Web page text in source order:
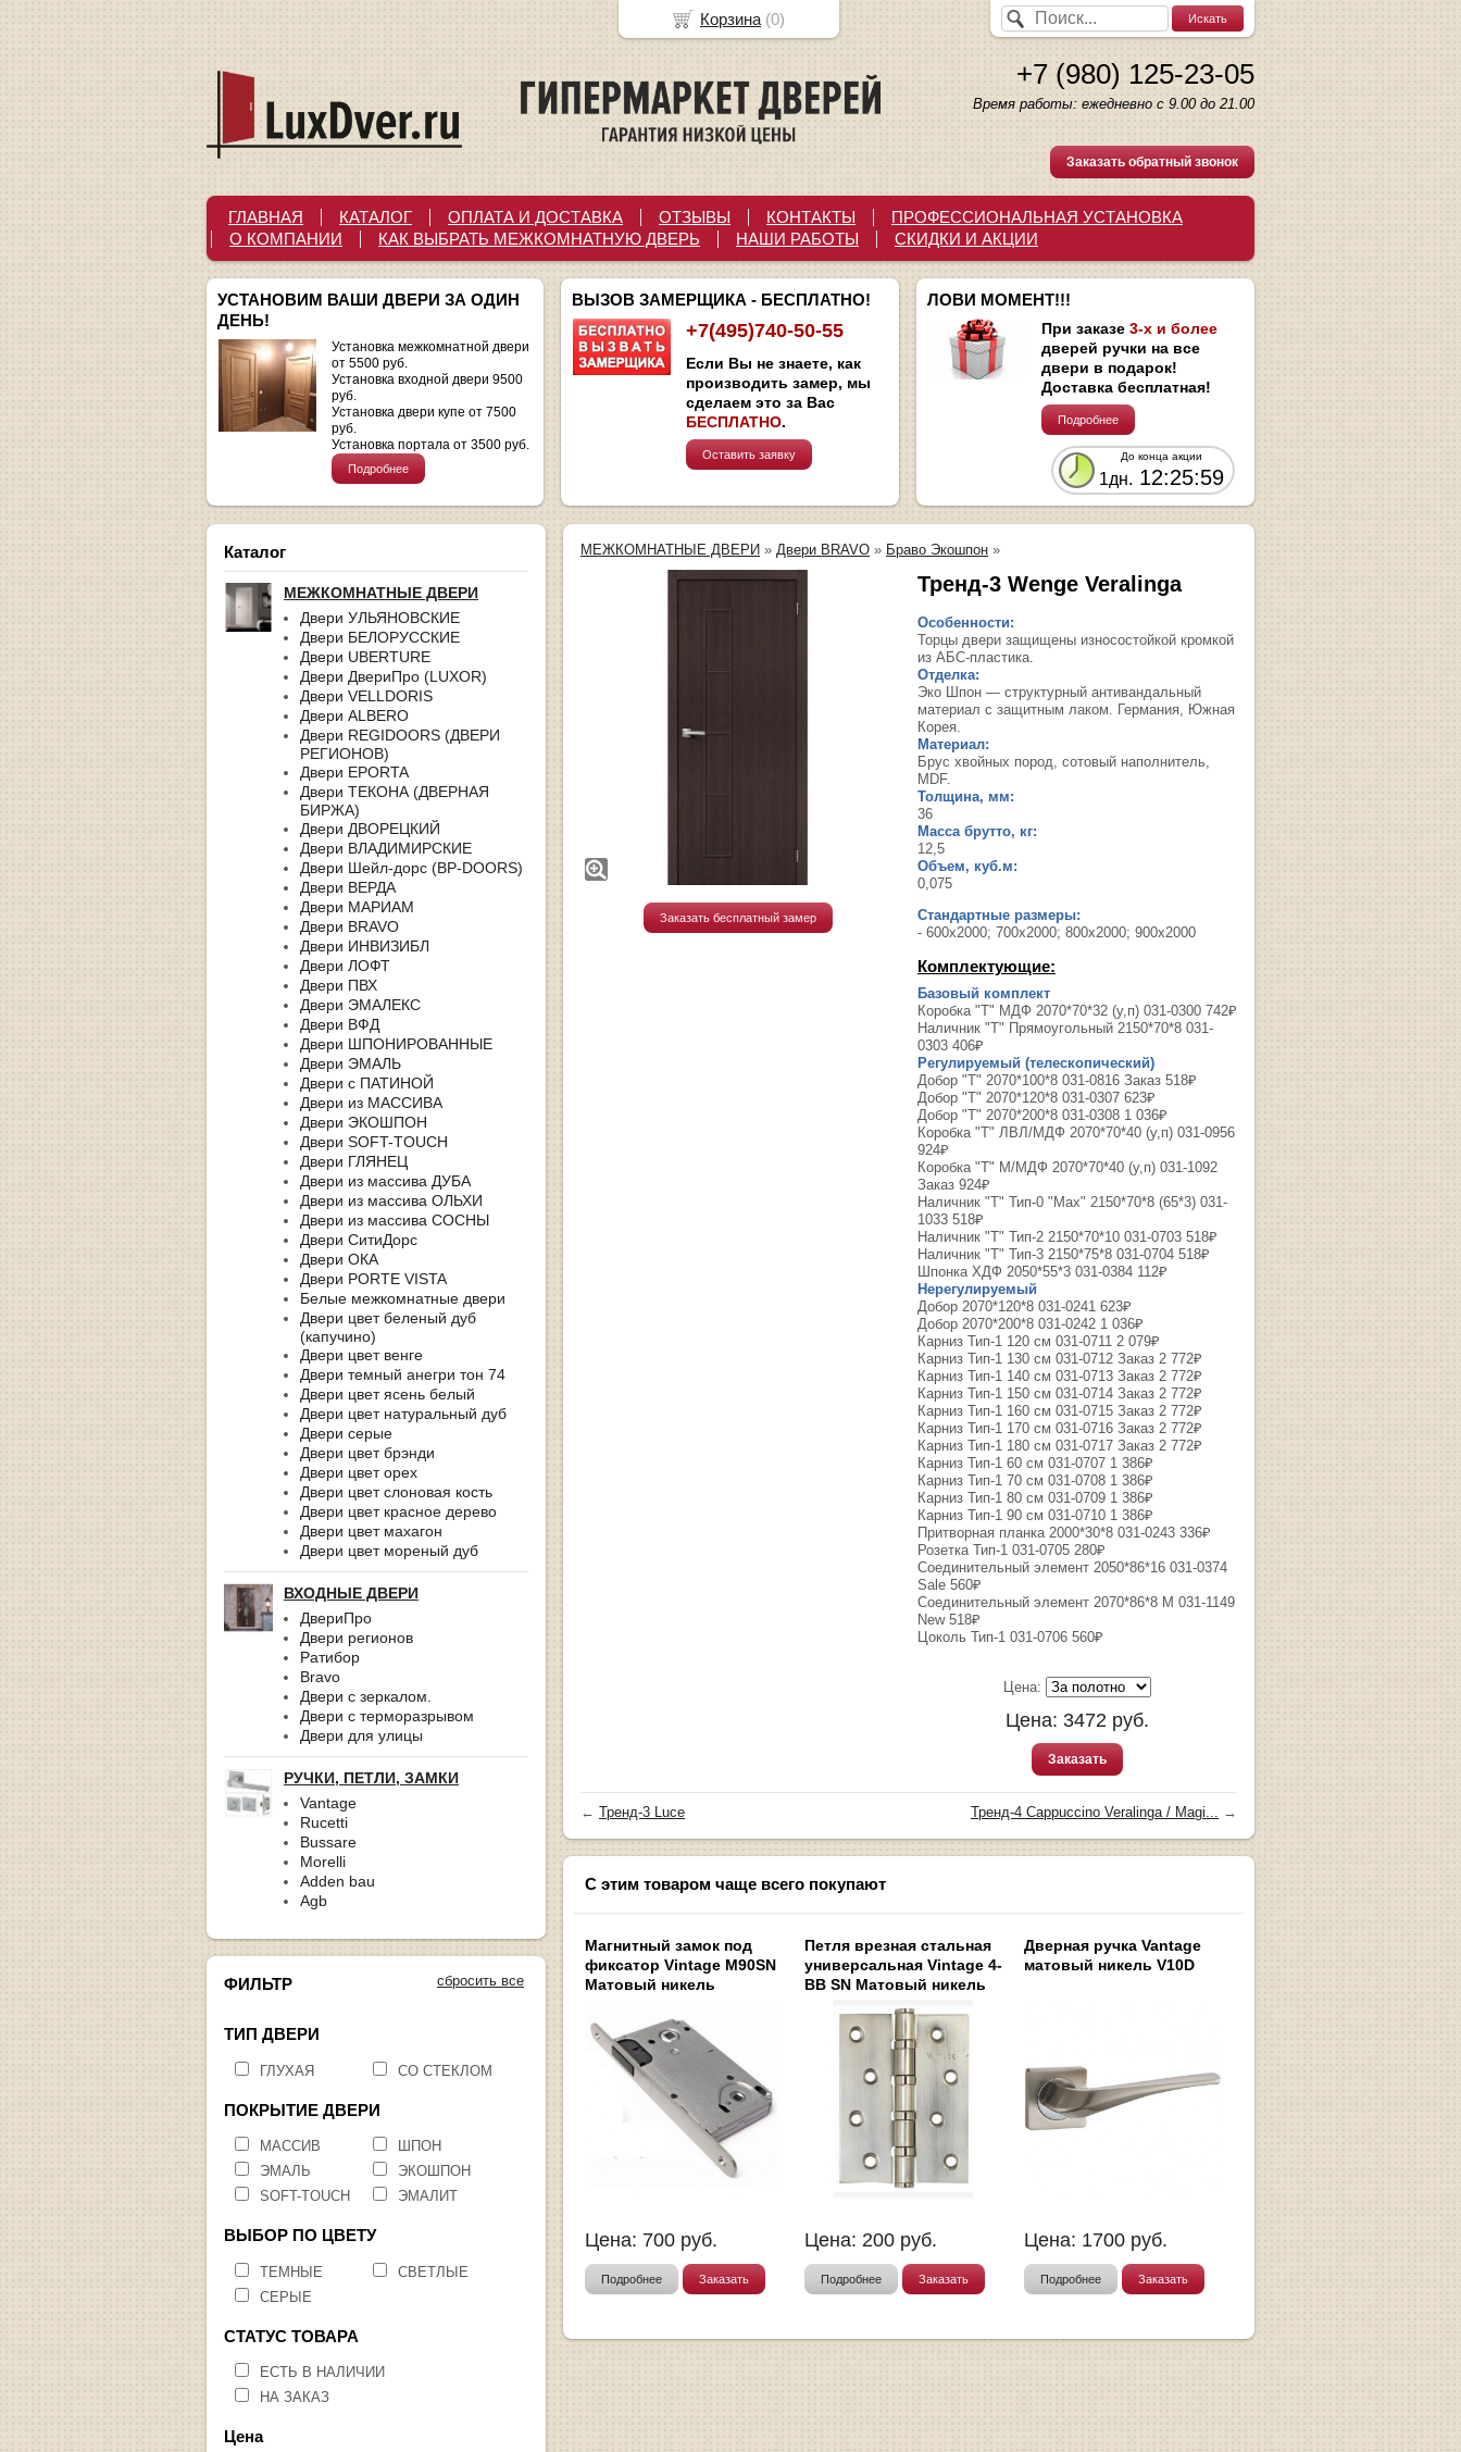
+7 (980) 125-23-05
Время работы: ежедневно с 9.00 до 21.00
Заказать обратный звонок
ГЛАВНАЯ КАТАЛОГ ОПЛАТА И ДОСТАВКА ОТЗЫВЫ КОНТАКТЫ
ПРОФЕССИОНАЛЬНАЯ УСТАНОВКА
О КОМПАНИИ
КАК ВЫБРАТЬ МЕЖКОМНАТНУЮ ДВЕРЬ НАШИ РАБОТЫ СКИДКИ И АКЦИИ
УСТАНОВИМ ВАШИ ДВЕРИ ЗА ОДИН
ДЕНЬ!
Установка межкомнатной двери
от 5500 руб.
Установка входной двери 9500
руб.
Установка двери купе от 7500
руб.
Установка портала от 3500 руб.
Подробнее
ВЫЗОВ ЗАМЕРЩИКА - БЕСПЛАТНО!
+7(495)740-50-55
Если Вы не знаете, как
производить замер, мы
сделаем это за Вас
БЕСПЛАТНО.
Оставить заявку
ЛОВИ МОМЕНТ!!!
При заказе 3-х и более
дверей ручки на все
двери в подарок!
Доставка бесплатная!
Подробнее
До конца акции
1дн. 12:25:58
Каталог
МЕЖКОМНАТНЫЕ ДВЕРИ
Двери УЛЬЯНОВСКИЕ
Двери БЕЛОРУССКИЕ
Двери UBERTURE
Двери ДвериПро (LUXOR)
Двери VELLDORIS
Двери ALBERO
Двери REGIDOORS (ДВЕРИ
РЕГИОНОВ)
Двери EPORTA
Двери ТЕКОНА (ДВЕРНАЯ
БИРЖА)
Двери ДВОРЕЦКИЙ
Двери ВЛАДИМИРСКИЕ
Двери Шейл-дорс (BP-DOORS)
Двери ВЕРДА
Двери МАРИАМ
Двери BRAVO
Двери ИНВИЗИБЛ
Двери ЛОФТ
Двери ПВХ
Двери ЭМАЛЕКС
Двери ВФД
Двери ШПОНИРОВАННЫЕ
Двери ЭМАЛЬ
Двери с ПАТИНОЙ
Двери из МАССИВА
Двери ЭКОШПОН
Двери SOFT-TOUCH
Двери ГЛЯНЕЦ
Двери из массива ДУБА
Двери из массива ОЛЬХИ
Двери из массива СОСНЫ
Двери СитиДорс
Двери ОКА
Двери PORTE VISTA
Белые межкомнатные двери
Двери цвет беленый дуб
(капучино)
Двери цвет венге
Двери темный анегри тон 74
Двери цвет ясень белый
Двери цвет натуральный дуб
Двери серые
Двери цвет брэнди
Двери цвет орех
Двери цвет слоновая кость
Двери цвет красное дерево
Двери цвет махагон
Двери цвет мореный дуб
ВХОДНЫЕ ДВЕРИ
ДвериПро
Двери регионов
Ратибор
Bravo
Двери с зеркалом.
Двери с терморазрывом
Двери для улицы
РУЧКИ, ПЕТЛИ, ЗАМКИ
Vantage
Rucetti
Bussare
Morelli
Adden bau
Agb
сбросить все
ФИЛЬТР
ТИП ДВЕРИ
ГЛУХАЯ СО СТЕКЛОМ
ПОКРЫТИЕ ДВЕРИ
МАССИВ
ШПОН
ЭМАЛЬ
ЭКОШПОН
SOFT-TOUCH
ЭМАЛИТ
ВЫБОР ПО ЦВЕТУ
ТЕМНЫЕ
СВЕТЛЫЕ
СЕРЫЕ
СТАТУС ТОВАРА
ЕСТЬ В НАЛИЧИИ
НА ЗАКАЗ
Цена
МЕЖКОМНАТНЫЕ ДВЕРИ » Двери BRAVO » Браво Экошпон »
Заказать бесплатный замер
Тренд-3 Wenge Veralinga
Особенности:
Торцы двери защищены износостойкой кромкой
из АБС-пластика.
Отделка:
Эко Шпон — структурный антивандальный
материал с защитным лаком. Германия, Южная
Корея.
Материал:
Брус хвойных пород, сотовый наполнитель,
MDF.
Толщина, мм:
36
Масса брутто, кг:
12,5
Объем, куб.м:
0,075
Стандартные размеры:
- 600х2000; 700х2000; 800х2000; 900х2000
Комплектующие:
Базовый комплект
Коробка "Т" МДФ 2070*70*32 (у,п) 031-0300 742₽
Наличник "Т" Прямоугольный 2150*70*8 031-
0303 406₽
Регулируемый (телескопический)
Добор "Т" 2070*100*8 031-0816 Заказ 518₽
Добор "Т" 2070*120*8 031-0307 623₽
Добор "Т" 2070*200*8 031-0308 1 036₽
Коробка "Т" ЛВЛ/МДФ 2070*70*40 (у,п) 031-0956
924₽
Коробка "Т" М/МДФ 2070*70*40 (у,п) 031-1092
Заказ 924₽
Наличник "Т" Тип-0 "Max" 2150*70*8 (65*3) 031-
1033 518₽
Наличник "Т" Тип-2 2150*70*10 031-0703 518₽
Наличник "Т" Тип-3 2150*75*8 031-0704 518₽
Шпонка ХДФ 2050*55*3 031-0384 112₽
Нерегулируемый
Добор 2070*120*8 031-0241 623₽
Добор 2070*200*8 031-0242 1 036₽
Карниз Тип-1 120 см 031-0711 2 079₽
Карниз Тип-1 130 см 031-0712 Заказ 2 772₽
Карниз Тип-1 140 см 031-0713 Заказ 2 772₽
Карниз Тип-1 150 см 031-0714 Заказ 2 772₽
Карниз Тип-1 160 см 031-0715 Заказ 2 772₽
Карниз Тип-1 170 см 031-0716 Заказ 2 772₽
Карниз Тип-1 180 см 031-0717 Заказ 2 772₽
Карниз Тип-1 60 см 031-0707 1 386₽
Карниз Тип-1 70 см 031-0708 1 386₽
Карниз Тип-1 80 см 031-0709 1 386₽
Карниз Тип-1 90 см 031-0710 1 386₽
Притворная планка 2000*30*8 031-0243 336₽
Розетка Тип-1 031-0705 280₽
Соединительный элемент 2050*86*16 031-0374
Sale 560₽
Соединительный элемент 2070*86*8 M 031-1149
New 518₽
Цоколь Тип-1 031-0706 560₽
Цена:
Цена: 3472 руб.
Заказать
← Тренд-3 Luce Тренд-4 Cappuccino Veralinga / Magi... →
С этим товаром чаще всего покупают
Магнитный замок под
фиксатор Vintage M90SN
Матовый никель
Цена: 700 руб.
Подробнее Заказать
Петля врезная стальная
универсальная Vintage 4-
BB SN Матовый никель
Цена: 200 руб.
Подробнее Заказать
Дверная ручка Vantage
матовый никель V10D
Цена: 1700 руб.
Подробнее Заказать
Корзина (0)